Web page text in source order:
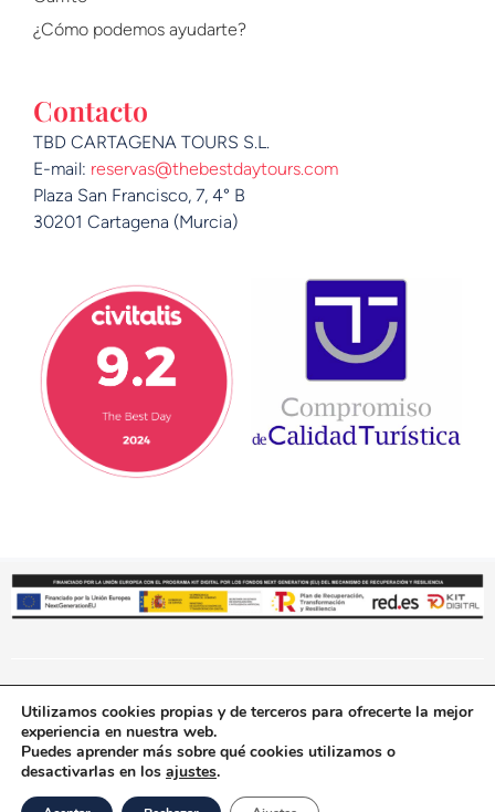
¿Cómo podemos ayudarte?
Contacto
TBD CARTAGENA TOURS S.L.
E-mail: reservas@thebestdaytours.com
Plaza San Francisco, 7, 4° B
30201 Cartagena (Murcia)
© 2019 TBD Cartagena Tours S.L. Reservados todos los derechos. –
Aviso legal –Política de Privacidad
Política de accesibilidad– Términos y Condiciones de Compra
Utilizamos cookies propias y de terceros para ofrecerte la mejor
experiencia en nuestra web.
Puedes aprender más sobre qué cookies utilizamos o
desactivarlas en los ajustes.